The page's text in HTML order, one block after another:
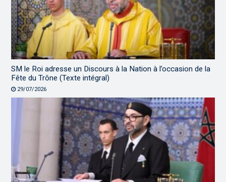
SM le Roi adresse un Discours à la Nation à l’occasion de la
Fête du Trône (Texte intégral)
29/07/2026